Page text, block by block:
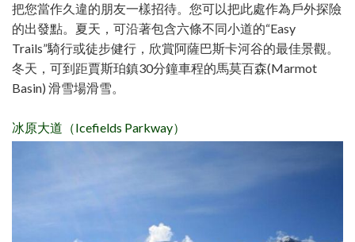
把您當作久違的朋友一樣招待。您可以把此處作為戶外探險
的出發點。夏天，可沿著包含六條不同小道的“Easy
Trails”騎行或徒步健行，欣賞阿薩巴斯卡河谷的最佳景觀。
冬天，可到距賈斯珀鎮30分鐘車程的馬莫百森(Marmot
Basin) 滑雪場滑雪。
冰原大道（Icefields Parkway）